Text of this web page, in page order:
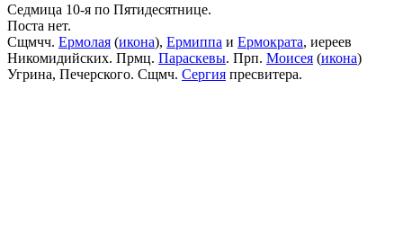
Седмица 10-я по Пятидесятнице.
Поста нет.
Сщмчч. Ермолая (икона), Ермиппа и Ермократа, иереев
Никомидийских. Прмц. Параскевы. Прп. Моисея (икона)
Угрина, Печерского. Сщмч. Сергия пресвитера.